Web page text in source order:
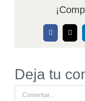
Facebook
X
Deja tu